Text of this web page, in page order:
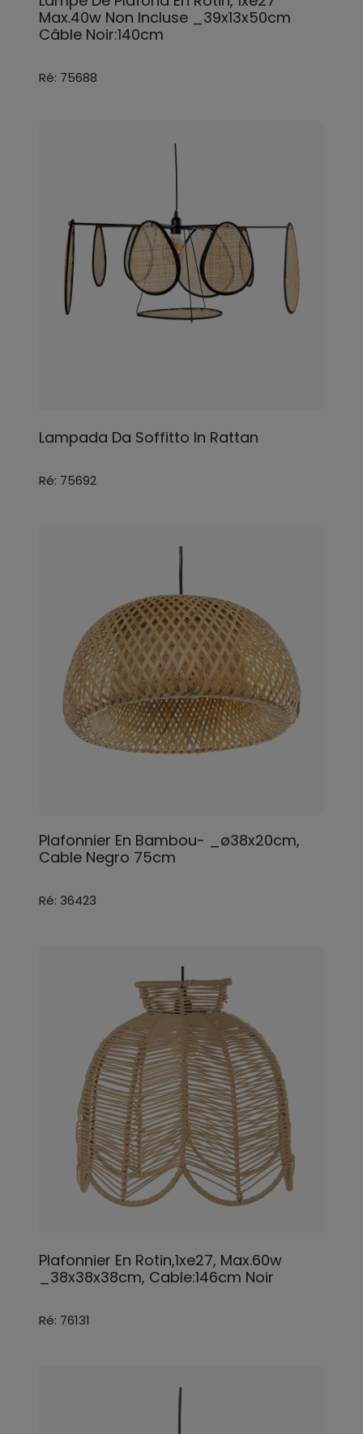
Max.40w Non Incluse _39x13x50cm
Câble Noir:140cm
Ré: 75688
Lampada Da Soffitto In Rattan
Ré: 75692
Plafonnier En Bambou- _ø38x20cm,
Cable Negro 75cm
Ré: 36423
Plafonnier En Rotin,1xe27, Max.60w
_38x38x38cm, Cable:146cm Noir
Ré: 76131